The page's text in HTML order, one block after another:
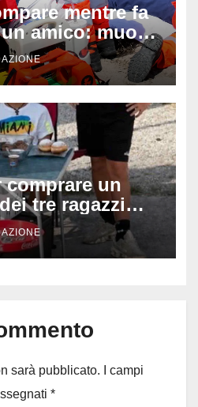
mentre fa
amico: muore
45 minuti di
di
comprare un
tre ragazzi
Fedriga li invita
li
sarà pubblicato.
I campi
*